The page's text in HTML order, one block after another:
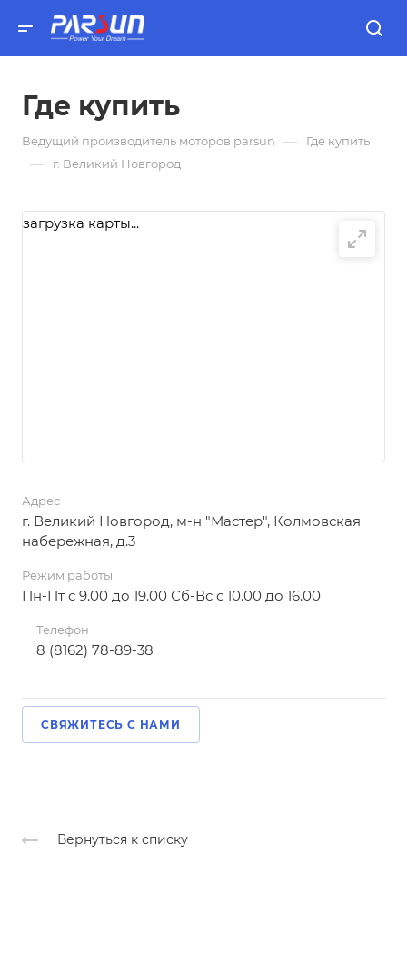
Где купить
Ведущий производитель моторов parsun — Где купить
— г. Великий Новгород
Адрес
г. Великий Новгород, м-н "Мастер", Колмовская
набережная, д.3
Режим работы
Пн-Пт с 9.00 до 19.00 Сб-Вс с 10.00 до 16.00
Телефон
8 (8162) 78-89-38
СВЯЖИТЕСЬ С НАМИ
загрузка карты...
Вернуться к списку